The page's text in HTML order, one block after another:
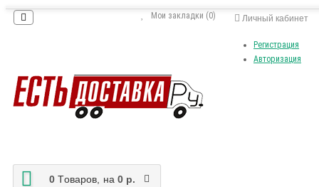
Личный кабинет
Регистрация
Авторизация
Мои закладки (0)
0 Tоваров, на 0 р.